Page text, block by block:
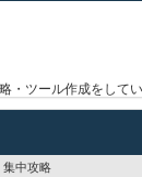
・ツール作成をして
集中攻略